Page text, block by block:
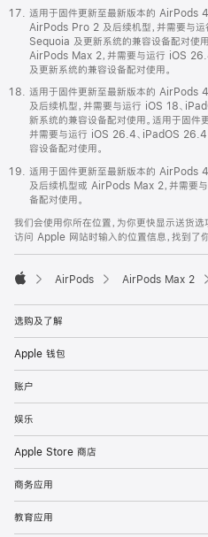
适用于固件更新至最新版本的 AirPods
AirPods Pro 2 及后续机型，并需要与
Sequoia 及更新系统的兼容设备配对使
AirPods Max 2，并需要与运行 iOS
及更新系统的兼容设备配对使用。
适用于固件更新至最新版本的
及后续机型，并需要与运行 iOS 18、
新系统的兼容设备配对使用。适用于固
并需要与运行 iOS 26.4、iPadOS
容设备配对使用。
适用于固件更新至最新版本的 AirPods
及后续机型或 AirPods Max 2，并需要
备配对使用。
我们会使用你所在位置，为你更快显示送货
访问 Apple 网站时输入的位置信息，找到了你
AirPods AirPods Max 2
选购及了解
Apple 钱包
账户
娱乐
Apple Store 商店
商务应用
教育应用